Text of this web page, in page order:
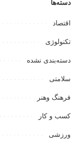
دسته‌ها
اقتصاد
تکنولوژی
دسته‌بندی نشده
سلامتی
فرهنگ وهنر
کسب و کار
ورزشی